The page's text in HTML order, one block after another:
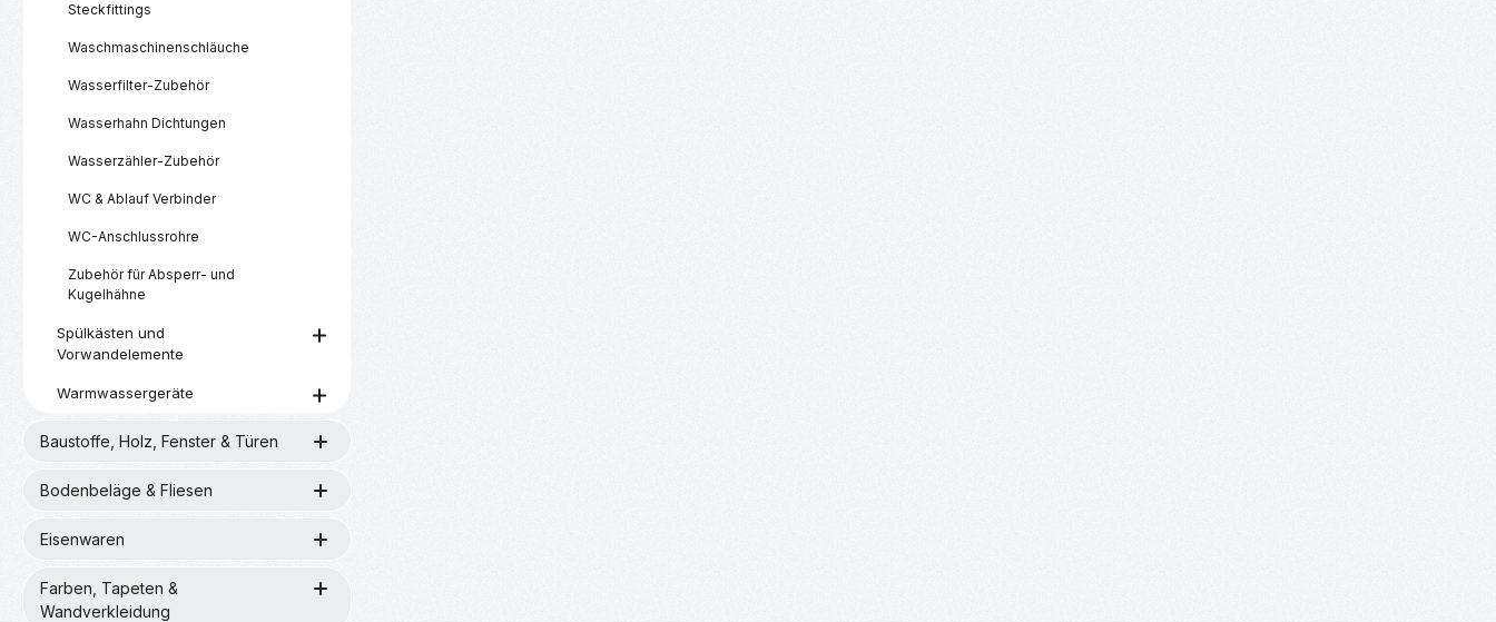
Steckfittings
Waschmaschinenschläuche
Wasserfilter-Zubehör
Wasserhahn Dichtungen
Wasserzähler-Zubehör
WC & Ablauf Verbinder
WC-Anschlussrohre
Zubehör für Absperr- und
Kugelhähne
Spülkästen und
Vorwandelemente
Warmwassergeräte
Baustoffe, Holz, Fenster & Türen
Bodenbeläge & Fliesen
Eisenwaren
Farben, Tapeten &
Wandverkleidung